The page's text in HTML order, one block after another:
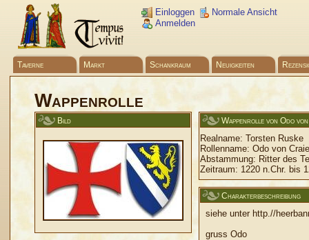
Einloggen
Anmelden
Normale Ansicht
Taverne Markt Schankraum Neuigkeiten
Wappenrolle
Bild Wappenrolle von Odo
Realname: Torsten Ruske
Rollenname: Odo von
Abstammung: Ritter des
Zeitraum: 1220 n.Chr. bis
Charakterbeschreibung
siehe unter http.//
gruss Odo